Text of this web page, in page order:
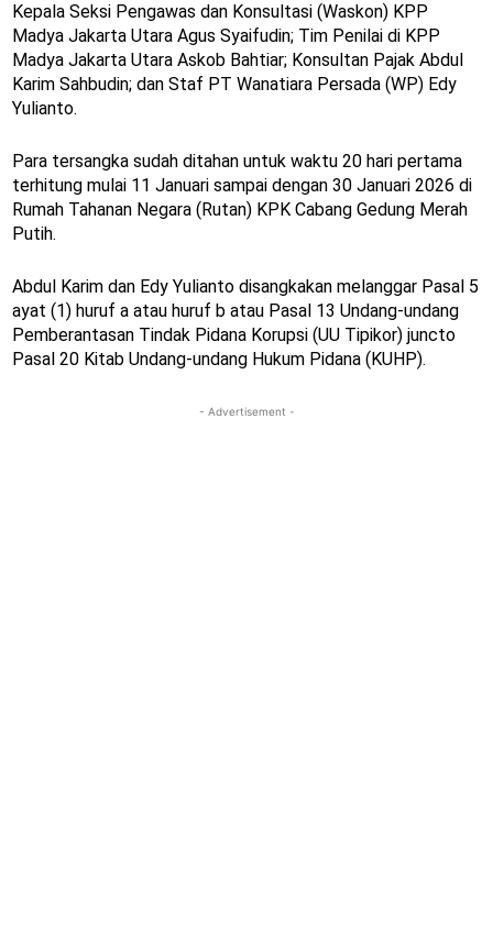
Kepala Seksi Pengawas dan Konsultasi (Waskon) KPP
Madya Jakarta Utara Agus Syaifudin; Tim Penilai di KPP
Madya Jakarta Utara Askob Bahtiar; Konsultan Pajak Abdul
Karim Sahbudin; dan Staf PT Wanatiara Persada (WP) Edy
Yulianto.
Para tersangka sudah ditahan untuk waktu 20 hari pertama
terhitung mulai 11 Januari sampai dengan 30 Januari 2026 di
Rumah Tahanan Negara (Rutan) KPK Cabang Gedung Merah
Putih.
Abdul Karim dan Edy Yulianto disangkakan melanggar Pasal 5
ayat (1) huruf a atau huruf b atau Pasal 13 Undang-undang
Pemberantasan Tindak Pidana Korupsi (UU Tipikor) juncto
Pasal 20 Kitab Undang-undang Hukum Pidana (KUHP).
- Advertisement -